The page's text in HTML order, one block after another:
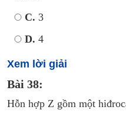
C. 3
D. 4
Xem lời giải
Bài 38:
Hỗn hợp Z gồm một